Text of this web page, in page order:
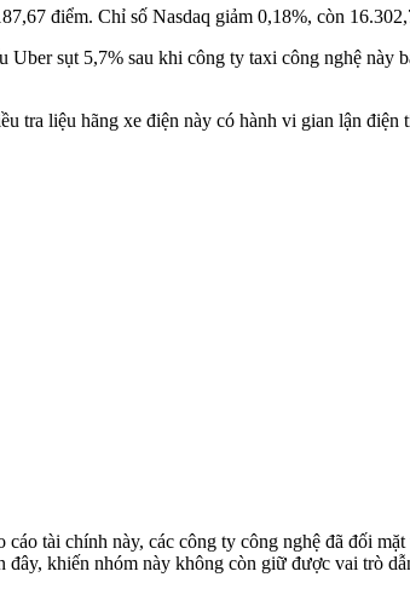
điểm. Chỉ số Nasdaq giảm 0,18%, còn
sụt 5,7% sau khi công ty taxi công nghệ này
tra liệu hãng xe điện này có hành vi gian lận
tài chính này, các công ty công nghệ đã đối
khiến nhóm này không còn giữ được vai trò